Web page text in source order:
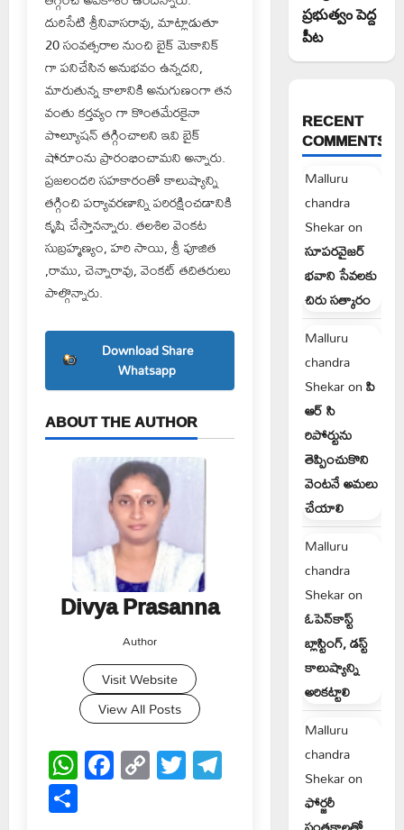
దురిసేటి శ్రీనివాసరావు, మాట్లాడుతూ
20 సంవత్సరాల నుంచి బైక్ మెకానిక్
గా పనిచేసిన అనుభవం ఉన్నదని,
మారుతున్న కాలానికి అనుగుణంగా తన
వంతు కర్తవ్యం గా కొంతమేరకైనా
పొల్యూషన్ తగ్గించాలని ఇవి బైక్
షోరూంను ప్రారంభించామని అన్నారు.
ప్రజలందరి సహకారంతో కాలుష్యాన్ని
తగ్గించి పర్యావరణాన్ని పరిరక్షించడానికి
కృషి చేస్తానన్నారు. తలశిల వెంకట
సుబ్రహ్మణ్యం, హరి సాయి, శ్రీ పూజిత
,రాము, చెన్నారావు, వెంకట్ తదితరులు
పాల్గొన్నారు.
Download Share
Whatsapp
ABOUT THE AUTHOR
Divya Prasanna
Author
Visit Website
View All Posts
WhatsApp
Facebook
Copy
Link
TwitterTelegram
Share
ప్రభుత్వం పెద్ద
పీట
RECENT
COMMENTS
Malluru
chandra
Shekaron
సూపరవైజర్
భవాని సేవలకు
చిరు సత్కారం
Malluru
chandra
Shekaronపి
ఆర్ సి
రిపోర్టును
తెప్పించుకొని
వెంటనే అమలు
చేయాలి
Malluru
chandra
Shekaron
ఓపెన్‌కాస్ట్
బ్లాస్టింగ్, డస్ట్
కాలుష్యాన్ని
అరికట్టాలి
Malluru
chandra
Shekaron
ఫోర్జరీ